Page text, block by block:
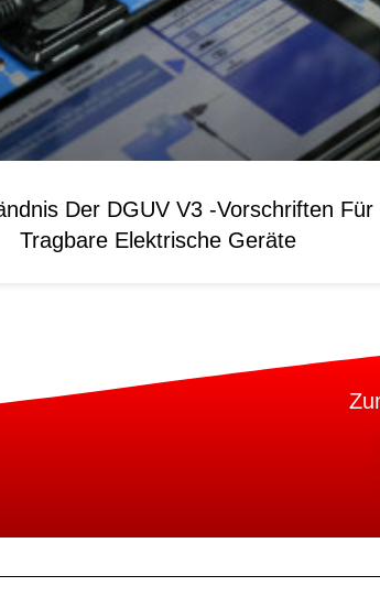
Der DGUV V3 -Vorschriften Für
Tragbare Elektrische Geräte